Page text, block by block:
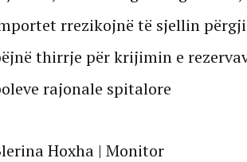
rrezikojnë të sjellin
thirrje për krijimin e
rajonale spitalore
Hoxha | Monitor